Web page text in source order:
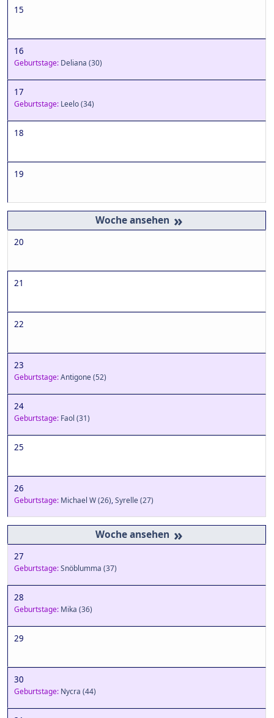
15
16
Geburtstage: Deliana (30)
17
Geburtstage: Leelo(34)
18
19
»
20
21
22
23
Geburtstage:Antigone(52)
24
Geburtstage: Faol (31)
25
26
Geburtstage: Michael W(26),Syrelle(27)
»
27
Geburtstage:Snöblumma (37)
28
Geburtstage: Mika (36)
29
30
Geburtstage: Nycra (44)